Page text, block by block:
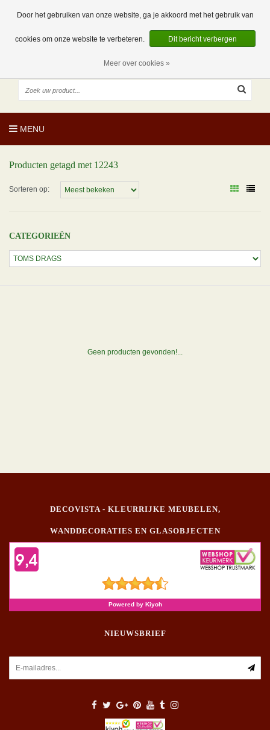
0 Artikelen
NL
EUR
MENU
Producten getagd met 12243
Sorteren op:
CATEGORIEËN
Geen producten gevonden!...
DECOVISTA - KLEURRIJKE MEUBELEN,
WANDDECORATIES EN GLASOBJECTEN
NIEUWSBRIEF
Door het gebruiken van onze website, ga je akkoord met het gebruik van
cookies om onze website te verbeteren. Dit bericht verbergen
Meer over cookies »